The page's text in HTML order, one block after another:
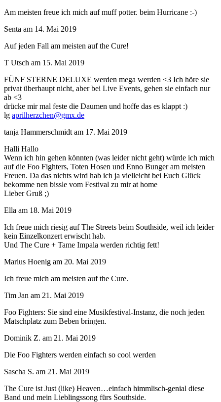
Am meisten freue ich mich auf muff potter. beim Hurricane :-)
Senta am 14. Mai 2019
Auf jeden Fall am meisten auf the Cure!
T Utsch am 15. Mai 2019
FÜNF STERNE DELUXE werden mega werden <3 Ich höre sie
privat überhaupt nicht, aber bei Live Events, gehen sie einfach nur
ab <3
drücke mir mal feste die Daumen und hoffe das es klappt :)
lg aprilherzchen@gmx.de
tanja Hammerschmidt am 17. Mai 2019
Halli Hallo
Wenn ich hin gehen könnten (was leider nicht geht) würde ich mich
auf die Foo Fighters, Toten Hosen und Enno Bunger am meisten
Freuen. Da das nichts wird hab ich ja vielleicht bei Euch Glück
bekomme nen bissle vom Festival zu mir at home
Lieber Gruß ;)
Ella am 18. Mai 2019
Ich freue mich riesig auf The Streets beim Southside, weil ich leider
kein Einzelkonzert erwischt hab.
Und The Cure + Tame Impala werden richtig fett!
Marius Hoenig am 20. Mai 2019
Ich freue mich am meisten auf the Cure.
Tim Jan am 21. Mai 2019
Foo Fighters: Sie sind eine Musikfestival-Instanz, die noch jeden
Matschplatz zum Beben bringen.
Dominik Z. am 21. Mai 2019
Die Foo Fighters werden einfach so cool werden
Sascha S. am 21. Mai 2019
The Cure ist Just (like) Heaven…einfach himmlisch-genial diese
Band und mein Lieblingssong fürs Southside.